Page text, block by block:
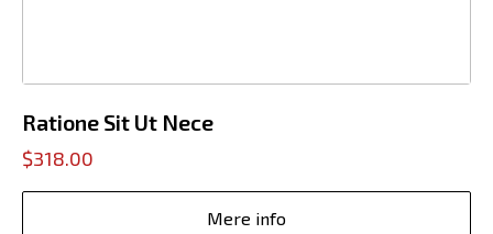
Ratione Sit Ut Nece
$318.00
Mere info